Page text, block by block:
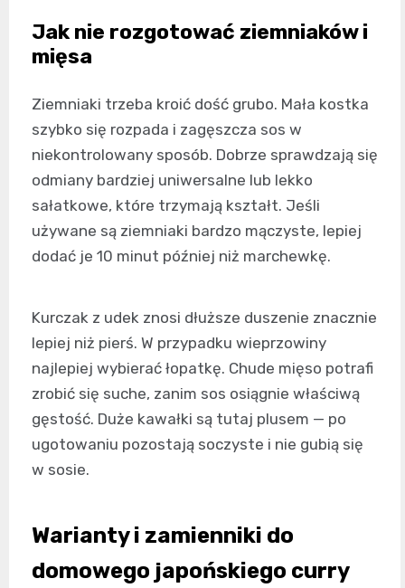
Jak nie rozgotować ziemniaków i
mięsa
Ziemniaki trzeba kroić dość grubo. Mała kostka
szybko się rozpada i zagęszcza sos w
niekontrolowany sposób. Dobrze sprawdzają się
odmiany bardziej uniwersalne lub lekko
sałatkowe, które trzymają kształt. Jeśli
używane są ziemniaki bardzo mączyste, lepiej
dodać je 10 minut później niż marchewkę.
Kurczak z udek znosi dłuższe duszenie znacznie
lepiej niż pierś. W przypadku wieprzowiny
najlepiej wybierać łopatkę. Chude mięso potrafi
zrobić się suche, zanim sos osiągnie właściwą
gęstość. Duże kawałki są tutaj plusem — po
ugotowaniu pozostają soczyste i nie gubią się
w sosie.
Warianty i zamienniki do
domowego japońskiego curry